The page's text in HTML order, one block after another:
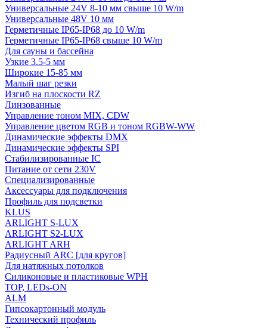
Универсальные 24V 8-10 мм свыше 10 W/m
Универсальные 48V 10 мм
Герметичные IP65-IP68 до 10 W/m
Герметичные IP65-IP68 свыше 10 W/m
Для сауны и бассейна
Узкие 3.5-5 мм
Широкие 15-85 мм
Малый шаг резки
Изгиб на плоскости RZ
Линзованные
Управление тоном MIX, CDW
Управление цветом RGB и тоном RGBW-WW
Динамические эффекты DMX
Динамические эффекты SPI
Стабилизированные IC
Питание от сети 230V
Специализированные
Аксессуары для подключения
Профиль для подсветки
KLUS
ARLIGHT S-LUX
ARLIGHT S2-LUX
ARLIGHT ARH
Радиусный ARC [для кругов]
Для натяжных потолков
Силиконовые и пластиковые WPH
TOP, LEDs-ON
ALM
Гипсокартонный модуль
Технический профиль